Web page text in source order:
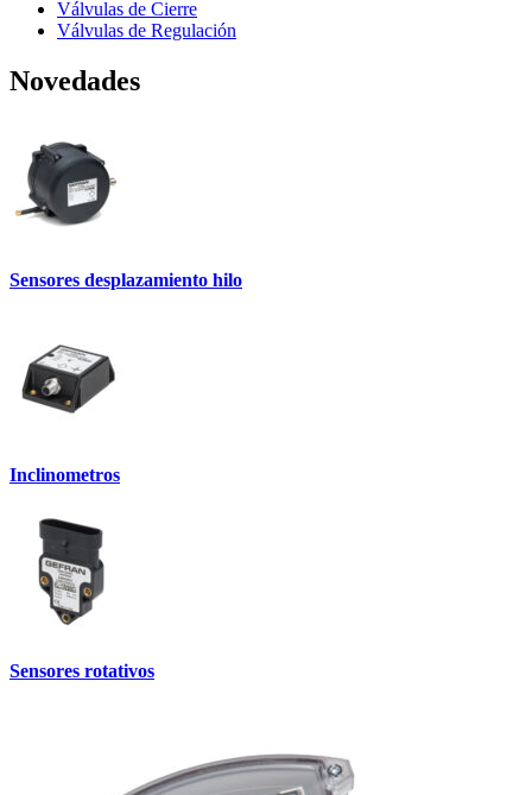
Válvulas de Cierre
Válvulas de Regulación
Novedades
Sensores desplazamiento hilo
Inclinometros
Sensores rotativos